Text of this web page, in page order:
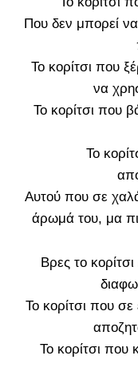
Που δεν μπορεί
Το κορίτσι που
να
Το κορίτσι που
Το
Αυτού που σε
άρωμά του, μα
Βρες το
Το κορίτσι που
Το κορίτσι που